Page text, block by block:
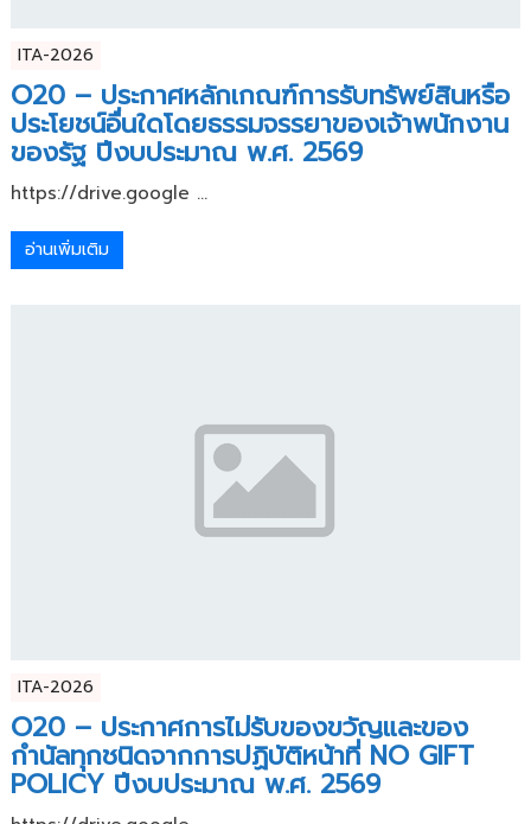
ITA-2026
O20 – ประกาศหลักเกณฑ์การรับทรัพย์สินหรือ
ประโยชน์อื่นใดโดยธรรมจรรยาของเจ้าพนักงาน
ของรัฐ ปีงบประมาณ พ.ศ. 2569
https://drive.google ...
อ่านเพิ่มเติม
ITA-2026
O20 – ประกาศการไม่รับของขวัญและของ
กำนัลทุกชนิดจากการปฏิบัติหน้าที่ NO GIFT
POLICY ปีงบประมาณ พ.ศ. 2569